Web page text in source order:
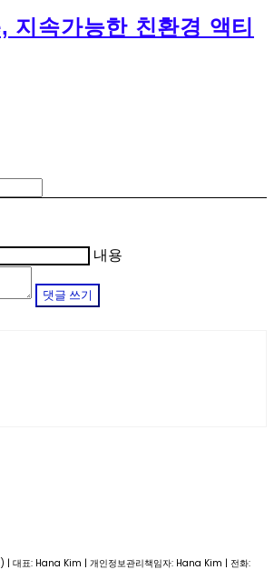
속가능한 친환경 액티
내용
댓글 쓰기
| 대표: Hana Kim | 개인정보관리책임자: Hana Kim | 전화: